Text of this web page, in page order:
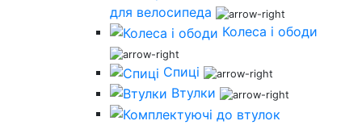
для велосипеда
Колеса і ободи
Спиці
Втулки